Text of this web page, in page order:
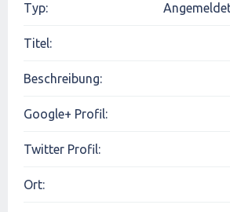
Typ:
Titel:
Beschreibung:
Google+ Profil:
Twitter Profil:
Ort: